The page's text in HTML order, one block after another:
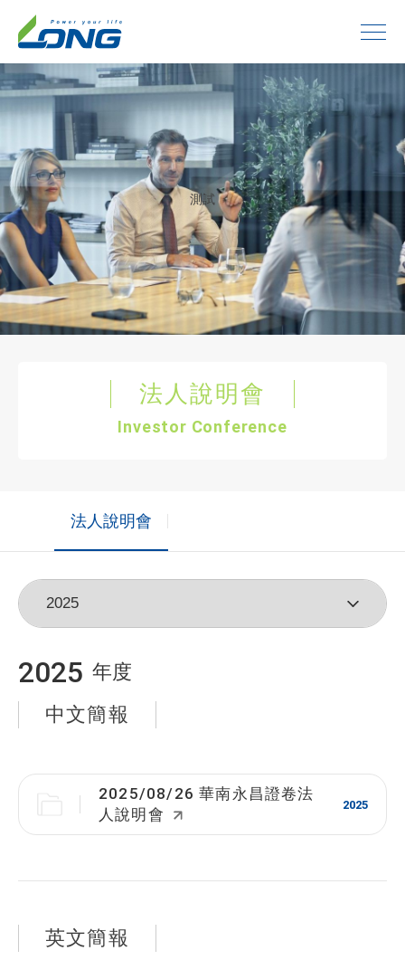
測試
法人說明會
Investor Conference
法人說明會
2025 年度
中文簡報
2025/08/26 華南永昌證卷法
人說明會
2025
英文簡報